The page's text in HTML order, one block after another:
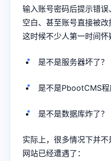
输入账号密码后提示错
空白、甚至账号直接被改
这时候不少人第一时间怀
是不是服务器坏了？
是不是PbootCMS程
是不是数据库炸了？
实际上，很多情况下并
网站已经遭遇了：